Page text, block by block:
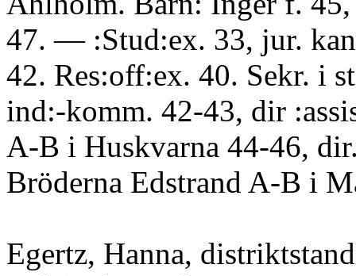
47. — :Stud:ex. 33, jur.
42. Res:off:ex. 40. Sekr. i
ind:-komm. 42-43, dir
A-B i Huskvarna 44-46,
Bröderna Edstrand A-B i
Egertz, Hanna,